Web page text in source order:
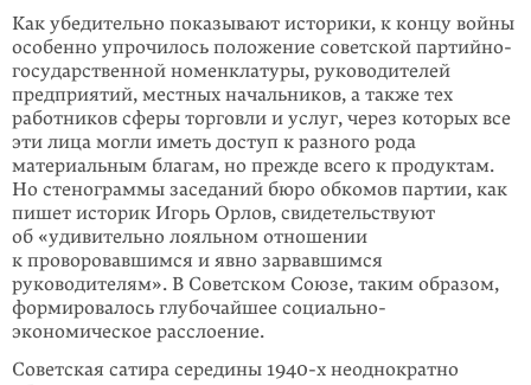
Как убедительно показывают историки, к концу войны
особенно упрочилось положение советской партийно-
государственной номенклатуры, руководите­лей
предприятий, местных начальников, а также тех
работников сферы тор­говли и услуг, через которых все
эти лица могли иметь доступ к разного рода
материальным благам, но прежде всего к продуктам.
Но стенограммы заседа­ний бюро обкомов партии, как
пишет историк Игорь Орлов, свидетельствуют
об «удивительно лояльном отношении
к проворовавшимся и явно зарвавшимся
руководителям». В Советском Союзе, таким образом,
формировалось глубочай­шее социально-
экономическое расслоение.
Советская сатира середины 1940-х неоднократно